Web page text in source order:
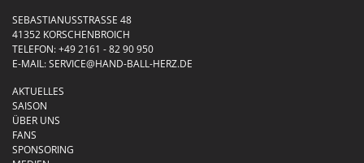
SEBASTIANUSSTRASSE 48
41352 KORSCHENBROICH
TELEFON:+49 2161 - 82 90 950
E-MAIL:SERVICE@HAND-BALL-HERZ.DE
AKTUELLES
SAISON
ÜBER UNS
FANS
SPONSORING